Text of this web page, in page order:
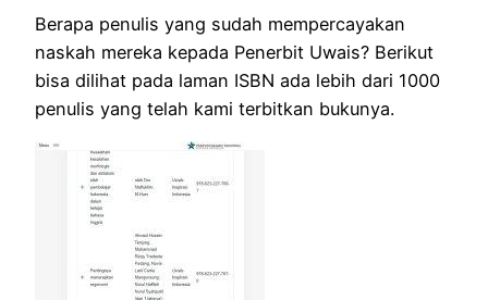
Berapa penulis yang sudah mempercayakan
naskah mereka kepada Penerbit Uwais? Berikut
bisa dilihat pada laman ISBN ada lebih dari 1000
penulis yang telah kami terbitkan bukunya.